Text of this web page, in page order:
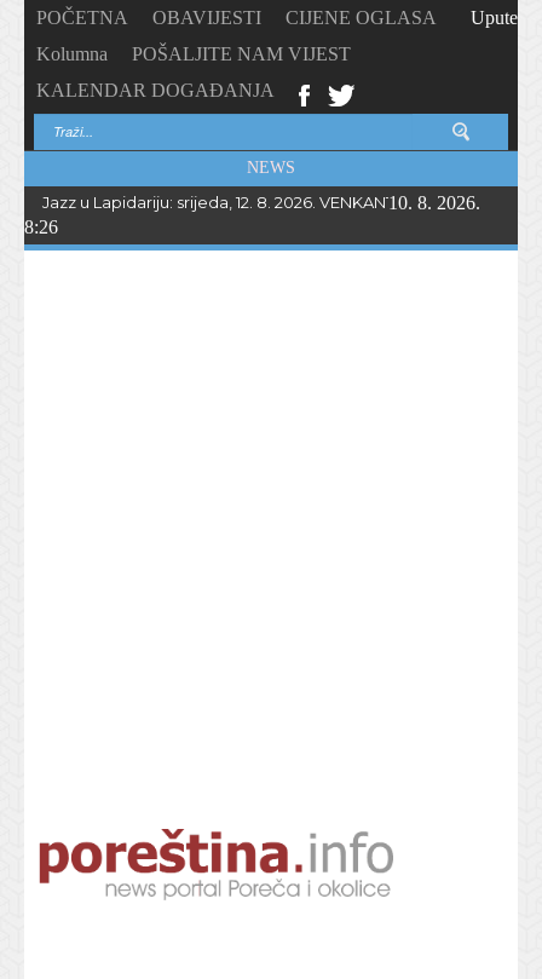
POČETNA OBAVIJESTI
CIJENE OGLASA
Kolumna
POŠALJITE NAM VIJEST
KALENDAR DOGAĐANJA
Upute
NEWS
Jazz u Lapidariju: srijeda, 12. 8. 2026. VENKANTO BAND u 21.00
10. 8. 2026.
8:26